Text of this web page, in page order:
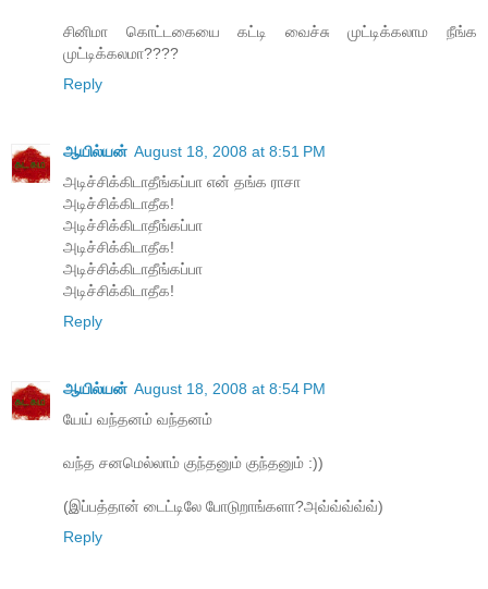
சினிமா கொட்டகையை கட்டி வைச்சு முட்டிக்கலாம நீங்க
முட்டிக்கலமா????
Reply
ஆயில்யன் August 18, 2008 at 8:51 PM
அடிச்சிக்கிடாதீங்கப்பா என் தங்க ராசா
அடிச்சிக்கிடாதீக!
அடிச்சிக்கிடாதீங்கப்பா
அடிச்சிக்கிடாதீக!
அடிச்சிக்கிடாதீங்கப்பா
அடிச்சிக்கிடாதீக!
Reply
ஆயில்யன் August 18, 2008 at 8:54 PM
யேய் வந்தனம் வந்தனம்
வந்த சனமெல்லாம் குந்தனும் குந்தனும் :))
(இப்பத்தான் டைட்டிலே போடுறாங்களா?அவ்வ்வ்வ்வ்)
Reply